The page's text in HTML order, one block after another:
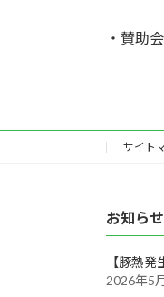
・賛助
サイト
お知らせ
【豚熱
2026年5